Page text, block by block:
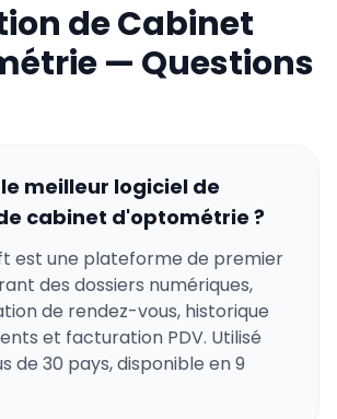
de Cabinet
— Questions
meilleur logiciel de
cabinet d'optométrie ?
est une plateforme de premier
des dossiers numériques,
de rendez-vous, historique
et facturation PDV. Utilisé
de 30 pays, disponible en 9